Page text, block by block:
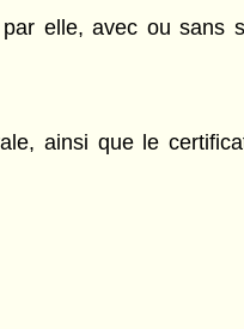
elle, avec ou sans
ainsi que le